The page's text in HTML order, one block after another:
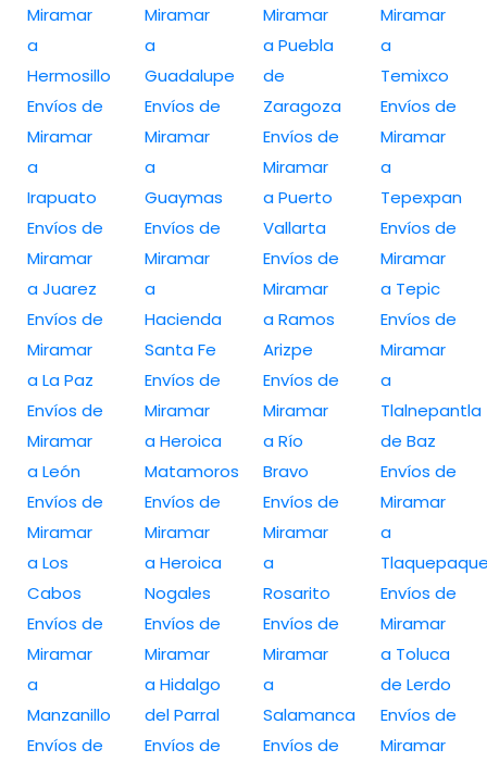
Miramar
a
Hermosillo
Envíos de
Miramar
a
Irapuato
Envíos de
Miramar
a Juarez
Envíos de
Miramar
a La Paz
Envíos de
Miramar
a León
Envíos de
Miramar
a Los
Cabos
Envíos de
Miramar
a
Manzanillo
Envíos de
Miramar
a
Guadalupe
Envíos de
Miramar
a
Guaymas
Envíos de
Miramar
a
Hacienda
Santa Fe
Envíos de
Miramar
a Heroica
Matamoros
Envíos de
Miramar
a Heroica
Nogales
Envíos de
Miramar
a Hidalgo
del Parral
Envíos de
Miramar
a Puebla
de
Zaragoza
Envíos de
Miramar
a Puerto
Vallarta
Envíos de
Miramar
a Ramos
Arizpe
Envíos de
Miramar
a Río
Bravo
Envíos de
Miramar
a
Rosarito
Envíos de
Miramar
a
Salamanca
Envíos de
Miramar
a
Temixco
Envíos de
Miramar
a
Tepexpan
Envíos de
Miramar
a Tepic
Envíos de
Miramar
a
Tlalnepantla
de Baz
Envíos de
Miramar
a
Envíos de
Miramar
a Toluca
de Lerdo
Envíos de
Miramar